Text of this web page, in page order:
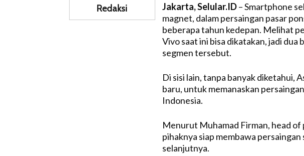
Redaksi Jakarta, Selular.ID– Smartphone
magnet, dalam persaingan pasar
beberapa tahun kedepan. Melihat
Vivo saat ini bisa dikatakan, jadi dua
segmen tersebut.
Di sisi lain, tanpa banyak diketahui,
baru, untuk memanaskan
Indonesia.
Menurut Muhamad Firman, head
pihaknya siap membawa
selanjutnya.